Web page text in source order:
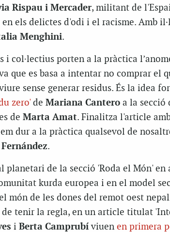
Rispau i Mercader, militant de
els delictes d'odi i el racisme. Amb
Menghini.
i col·lectius porten a la pràctica
que es basa a intentar no comprar el
sense generar residus. És la idea
zero'de Mariana Canteroa la secció
de Marta Amat. Finalitza l'article
dur a la pràctica qualsevol de
.
planetari de la secció 'Roda el Món' en
kurda europea i en el model
món de les dones del remot oest
tenir la regla, en un article titulat
i Berta Camprubíviuen en primera